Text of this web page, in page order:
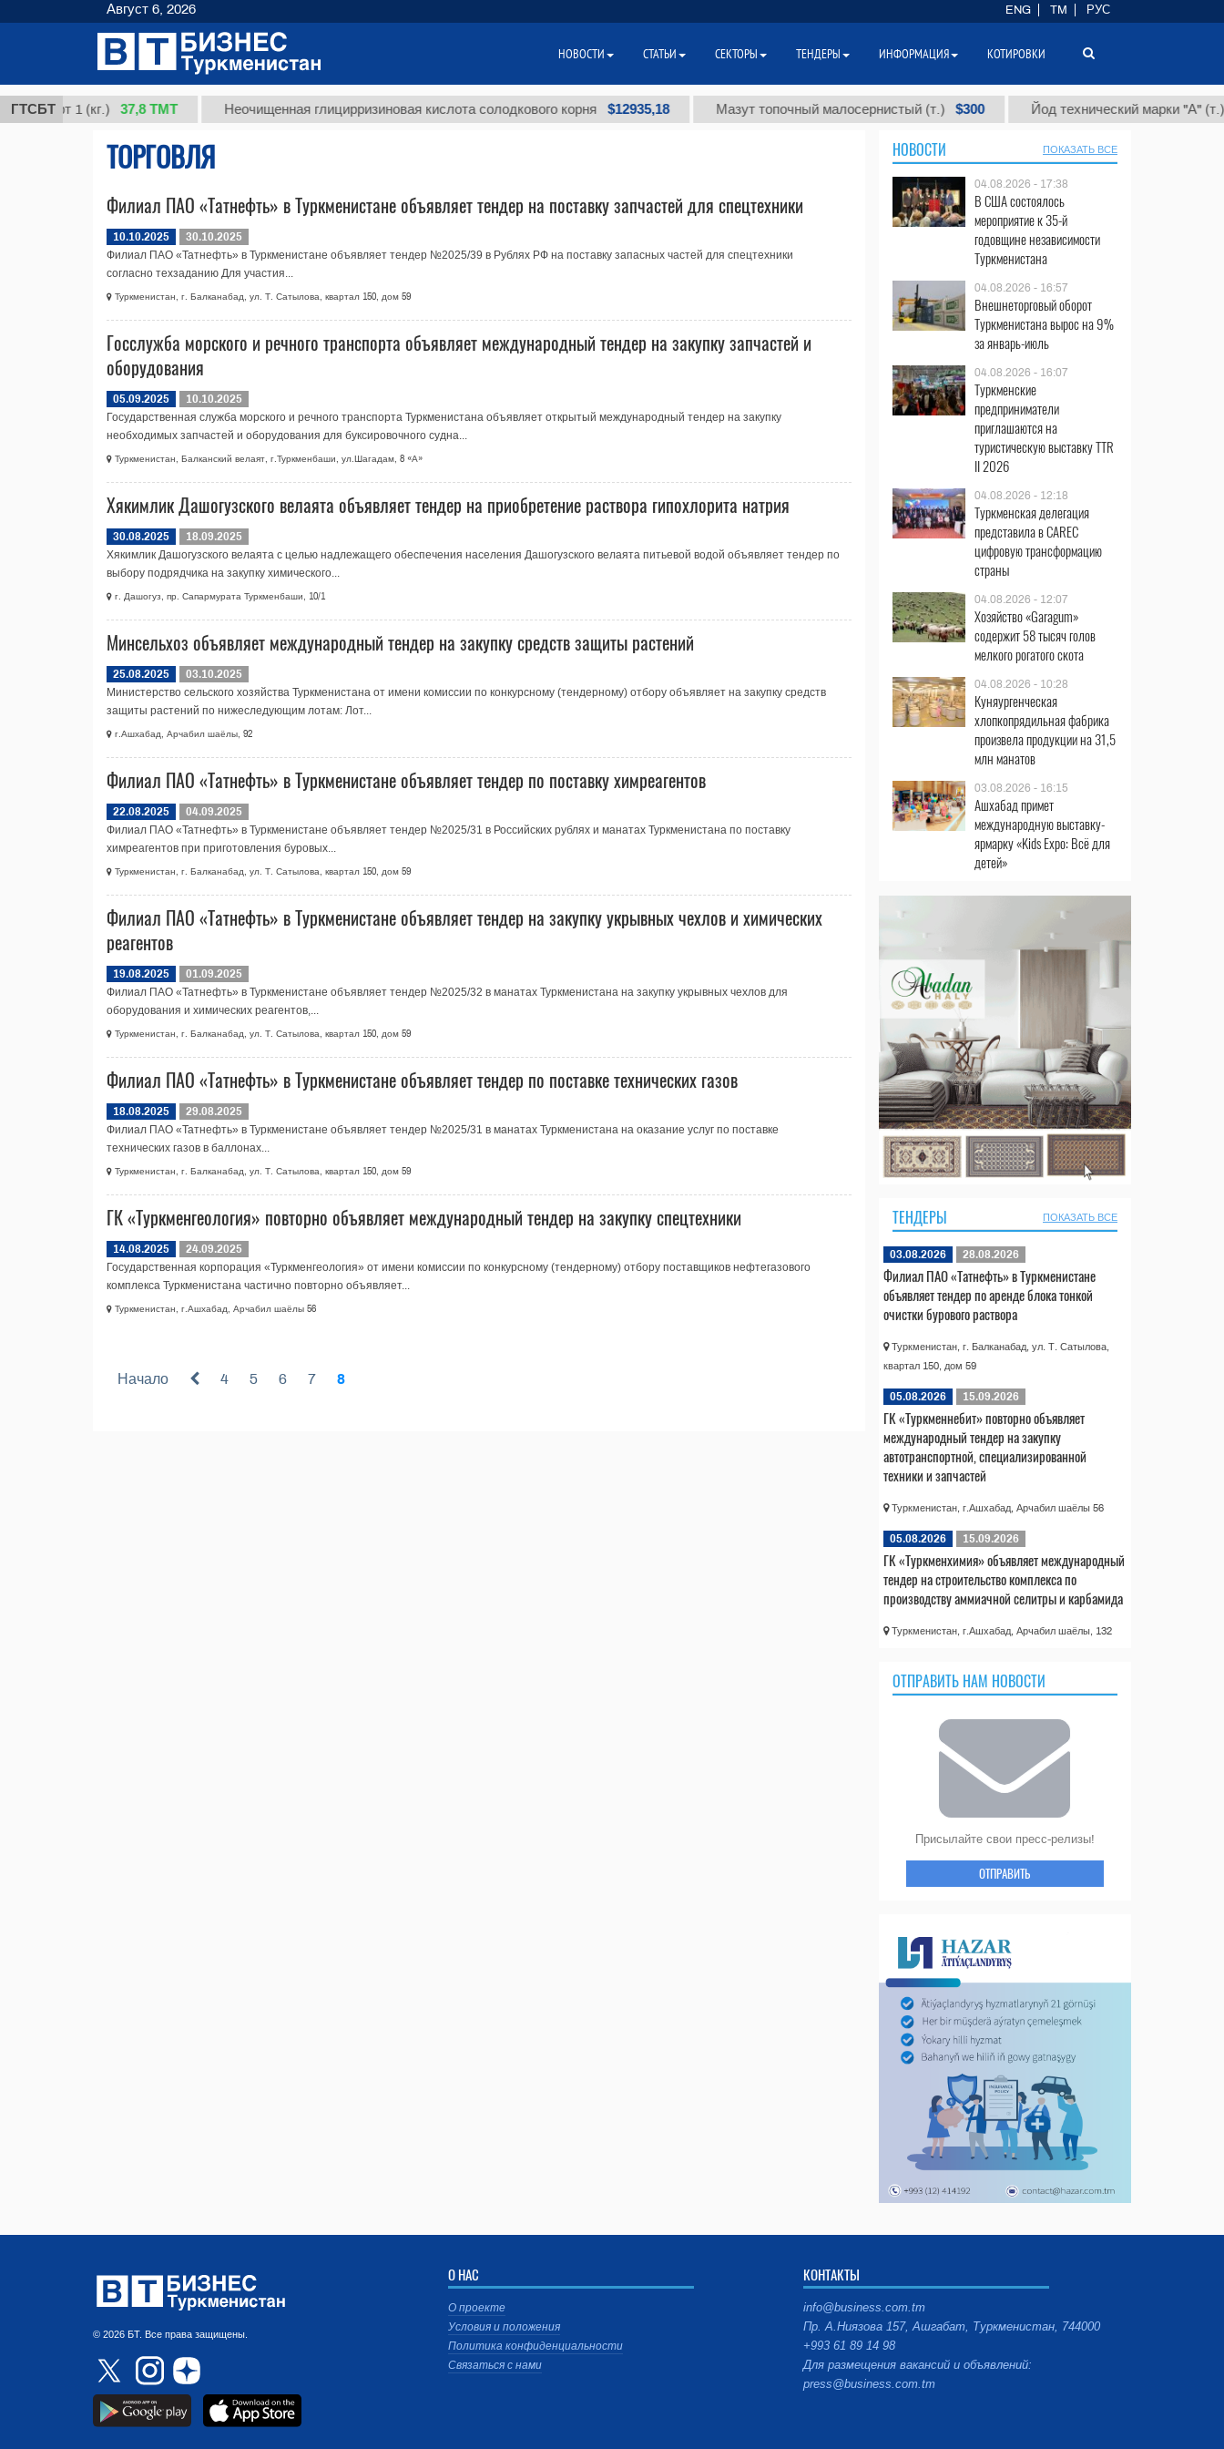
ГТСБТ1 (кг.) 37,8 ТМТ Неочищенная глицирризиновая кислота солодкового корня $12935,18 Мазут топочный малосернистый (т.) $300 Йод технический марки "А" (т.) $86
ТОРГОВЛЯ
Филиал ПАО «Татнефть» в Туркменистане объявляет тендер на поставку запчастей для спецтехники
10.10.2025
30.10.2025
Филиал ПАО «Татнефть» в Туркменистане объявляет тендер №2025/39 в Рублях РФ на поставку запасных частей для спецтехники
согласно техзаданию Для участия...
Туркменистан, г. Балканабад, ул. Т. Сатылова, квартал 150, дом 59
Госслужба морского и речного транспорта объявляет международный тендер на закупку запчастей и
оборудования
05.09.2025
10.10.2025
Государственная служба морского и речного транспорта Туркменистана объявляет открытый международный тендер на закупку
необходимых запчастей и оборудования для буксировочного судна...
Туркменистан, Балканский велаят, г.Туркменбаши, ул.Шагадам, 8 «А»
Хякимлик Дашогузского велаята объявляет тендер на приобретение раствора гипохлорита натрия
30.08.2025
18.09.2025
Хякимлик Дашогузского велаята с целью надлежащего обеспечения населения Дашогузского велаята питьевой водой объявляет тендер по
выбору подрядчика на закупку химического...
г. Дашогуз, пр. Сапармурата Туркменбаши, 10/1
Минсельхоз объявляет международный тендер на закупку средств защиты растений
25.08.2025
03.10.2025
Министерство сельского хозяйства Туркменистана от имени комиссии по конкурсному (тендерному) отбору объявляет на закупку средств
защиты растений по нижеследующим лотам: Лот...
г.Ашхабад, Арчабил шаёлы, 92
Филиал ПАО «Татнефть» в Туркменистане объявляет тендер по поставку химреагентов
22.08.2025
04.09.2025
Филиал ПАО «Татнефть» в Туркменистане объявляет тендер №2025/31 в Российских рублях и манатах Туркменистана по поставку
химреагентов при приготовления буровых...
Туркменистан, г. Балканабад, ул. Т. Сатылова, квартал 150, дом 59
Филиал ПАО «Татнефть» в Туркменистане объявляет тендер на закупку укрывных чехлов и химических
реагентов
19.08.2025
01.09.2025
Филиал ПАО «Татнефть» в Туркменистане объявляет тендер №2025/32 в манатах Туркменистана на закупку укрывных чехлов для
оборудования и химических реагентов,...
Туркменистан, г. Балканабад, ул. Т. Сатылова, квартал 150, дом 59
Филиал ПАО «Татнефть» в Туркменистане объявляет тендер по поставке технических газов
18.08.2025
29.08.2025
Филиал ПАО «Татнефть» в Туркменистане объявляет тендер №2025/31 в манатах Туркменистана на оказание услуг по поставке
технических газов в баллонах...
Туркменистан, г. Балканабад, ул. Т. Сатылова, квартал 150, дом 59
ГК «Туркменгеология» повторно объявляет международный тендер на закупку спецтехники
14.08.2025
24.09.2025
Государственная корпорация «Туркменгеология» от имени комиссии по конкурсному (тендерному) отбору поставщиков нефтегазового
комплекса Туркменистана частично повторно объявляет...
Туркменистан, г.Ашхабад, Арчабил шаёлы 56
Начало 4 5 6 7 8
НОВОСТИ ПОКАЗАТЬ ВСЕ
04.08.2026 - 17:38
В США состоялось
мероприятие к 35-й
годовщине независимости
Туркменистана
04.08.2026 - 16:57
Внешнеторговый оборот
Туркменистана вырос на 9%
за январь-июль
04.08.2026 - 16:07
Туркменские
предприниматели
приглашаются на
туристическую выставку TTR
II 2026
04.08.2026 - 12:18
Туркменская делегация
представила в CAREC
цифровую трансформацию
страны
04.08.2026 - 12:07
Хозяйство «Garagum»
содержит 58 тысяч голов
мелкого рогатого скота
04.08.2026 - 10:28
Куняургенческая
хлопкопрядильная фабрика
произвела продукции на 31,5
млн манатов
03.08.2026 - 16:15
Ашхабад примет
международную выставку-
ярмарку «Kids Expo: Всё для
детей»
ТЕНДЕРЫ ПОКАЗАТЬ ВСЕ
03.08.2026 28.08.2026
Филиал ПАО «Татнефть» в Туркменистане
объявляет тендер по аренде блока тонкой
очистки бурового раствора
Туркменистан, г. Балканабад, ул. Т. Сатылова,
квартал 150, дом 59
05.08.2026 15.09.2026
ГК «Туркменнебит» повторно объявляет
международный тендер на закупку
автотранспортной, специализированной
техники и запчастей
Туркменистан, г.Ашхабад, Арчабил шаёлы 56
05.08.2026 15.09.2026
ГК «Туркменхимия» объявляет международный
тендер на строительство комплекса по
производству аммиачной селитры и карбамида
Туркменистан, г.Ашхабад, Арчабил шаёлы, 132
ОТПРАВИТЬ НАМ НОВОСТИ
Присылайте свои пресс-релизы!
ОТПРАВИТЬ
© 2026 БТ. Все права защищены.
О НАС
О проекте
Условия и положения
Политика конфиденциальности
Связаться с нами
КОНТАКТЫ
info@business.com.tm
Пр. А.Ниязова 157, Ашгабат, Туркменистан, 744000
+993 61 89 14 98
Для размещения вакансий и объявлений:
press@business.com.tm
Август 6, 2026 ENG TM РУС
НОВОСТИ СТАТЬИ СЕКТОРЫ ТЕНДЕРЫ ИНФОРМАЦИЯ КОТИРОВКИ